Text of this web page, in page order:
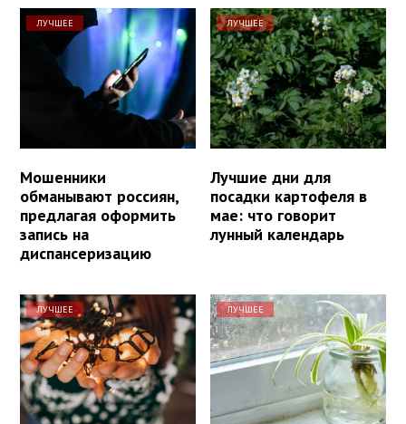
ЛУЧШЕЕ
Мошенники
обманывают россиян,
предлагая оформить
запись на
диспансеризацию
ЛУЧШЕЕ
Лучшие дни для
посадки картофеля в
мае: что говорит
лунный календарь
ЛУЧШЕЕ ЛУЧШЕЕ